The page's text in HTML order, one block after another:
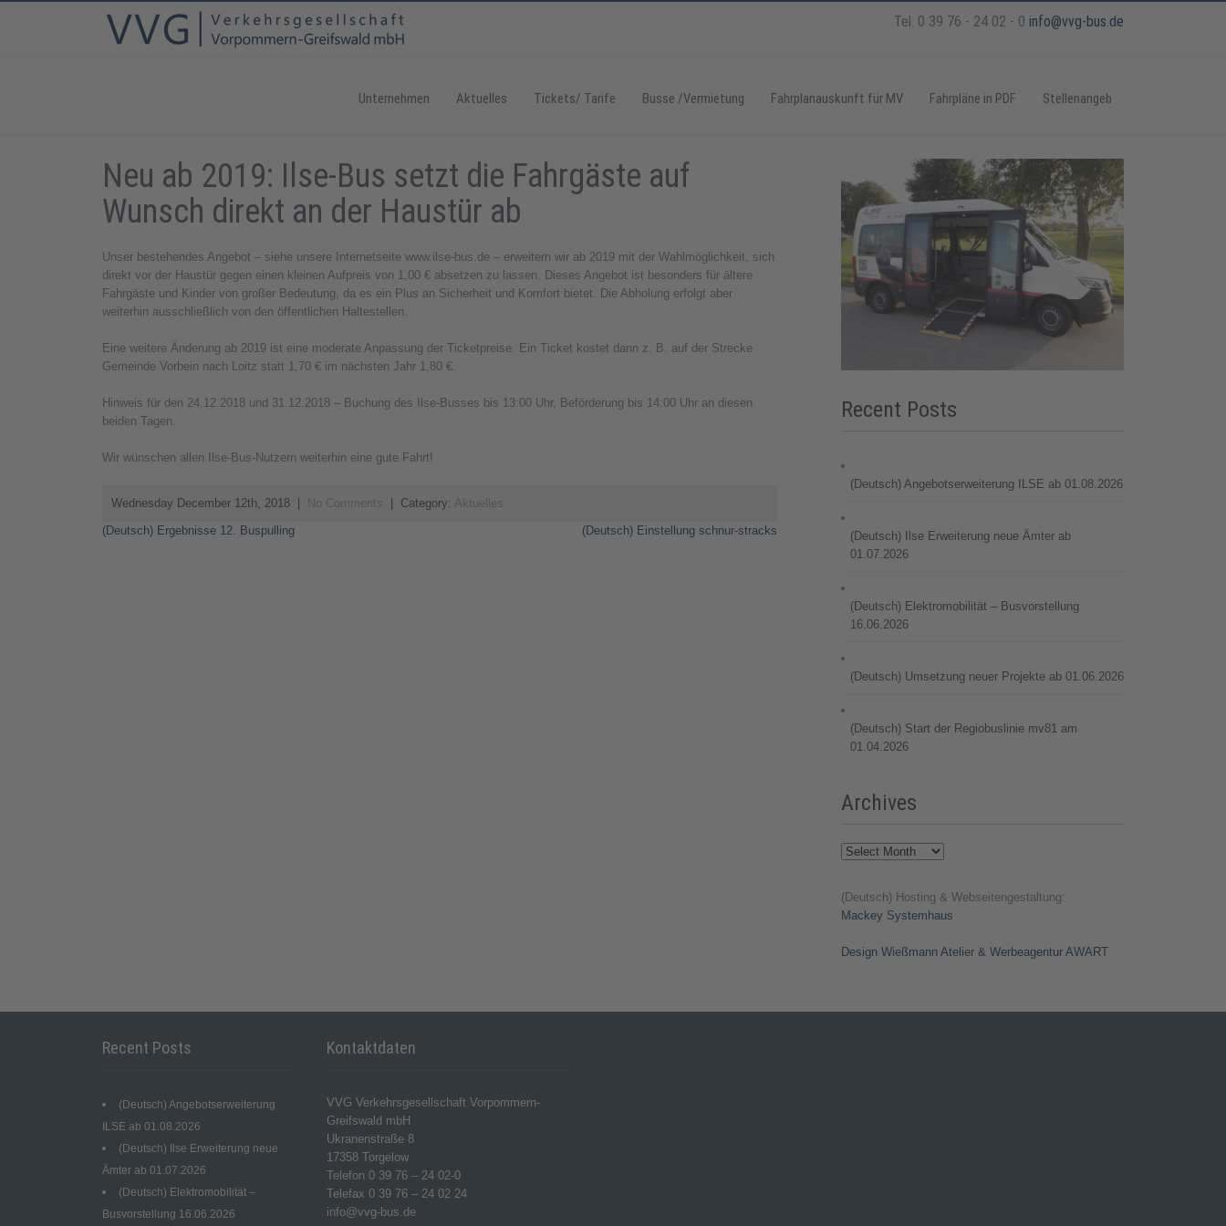
Tel. 0 39 76 - 24 02 - 0 info@vvg-bus.de
Unternehmen Aktuelles Tickets/ Tarife Busse /Vermietung Fahrplanauskunft für MV Fahrpläne in PDF Stellenangeb
Neu ab 2019: Ilse-Bus setzt die Fahrgäste auf
Wunsch direkt an der Haustür ab
Unser bestehendes Angebot – siehe unsere Internetseite www.ilse-bus.de – erweitern wir ab 2019 mit der Wahlmöglichkeit, sich
direkt vor der Haustür gegen einen kleinen Aufpreis von 1,00 € absetzen zu lassen. Dieses Angebot ist besonders für ältere
Fahrgäste und Kinder von großer Bedeutung, da es ein Plus an Sicherheit und Komfort bietet. Die Abholung erfolgt aber
weiterhin ausschließlich von den öffentlichen Haltestellen.
Eine weitere Änderung ab 2019 ist eine moderate Anpassung der Ticketpreise. Ein Ticket kostet dann z. B. auf der Strecke
Gemeinde Vorbein nach Loitz statt 1,70 € im nächsten Jahr 1,80 €.
Hinweis für den 24.12.2018 und 31.12.2018 – Buchung des Ilse-Busses bis 13:00 Uhr, Beförderung bis 14:00 Uhr an diesen
beiden Tagen.
Wir wünschen allen Ilse-Bus-Nutzern weiterhin eine gute Fahrt!
Wednesday December 12th, 2018 No Comments | Category: Aktuelles
Post
(Deutsch) Ergebnisse 12. Buspulling (Deutsch) Einstellung schnur-stracks
Recent Posts
(Deutsch) Angebotserweiterung ILSE ab 01.08.2026
(Deutsch) Ilse Erweiterung neue Ämter ab
01.07.2026
(Deutsch) Elektromobilität – Busvorstellung
16.06.2026
(Deutsch) Umsetzung neuer Projekte ab 01.06.2026
(Deutsch) Start der Regiobuslinie mv81 am
01.04.2026
Archives
Archives
(Deutsch) Hosting & Webseitengestaltung:
Mackey Systemhaus
Design Wießmann Atelier & Werbeagentur AWART
Recent Posts
(Deutsch) Angebotserweiterung
ILSE ab 01.08.2026
(Deutsch) Ilse Erweiterung neue
Ämter ab 01.07.2026
(Deutsch) Elektromobilität –
Busvorstellung 16.06.2026
Kontaktdaten
VVG Verkehrsgesellschaft Vorpommern-
Greifswald mbH
Ukranenstraße 8
17358 Torgelow
Telefon 0 39 76 – 24 02-0
Telefax 0 39 76 – 24 02 24
info@vvg-bus.de